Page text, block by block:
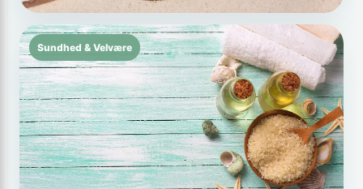
Sundhed & Velvære